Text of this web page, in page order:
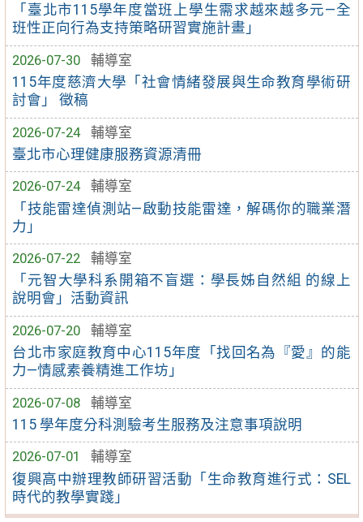
「臺北市115學年度當班上學生需求越來越多元—全
班性正向行為支持策略研習實施計畫」
2026-07-30
輔導室
115年度慈濟大學「社會情緒發展與生命教育學術研
討會」 徵稿
2026-07-24
輔導室
臺北市心理健康服務資源清冊
2026-07-24
輔導室
「技能雷達偵測站—啟動技能雷達，解碼你的職業潛
力」
2026-07-22
輔導室
「元智大學科系開箱不盲選：學長姊自然組 的線上
說明會」活動資訊
2026-07-20
輔導室
台北市家庭教育中心115年度「找回名為『愛』的能
力—情感素養精進工作坊」
2026-07-08
輔導室
115 學年度分科測驗考生服務及注意事項說明
2026-07-01
輔導室
復興高中辦理教師研習活動「生命教育進行式：SEL
時代的教學實踐」